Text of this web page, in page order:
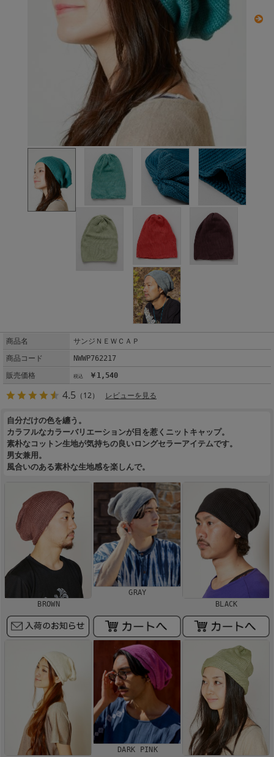
商品名
サンジＮＥＷＣＡＰ
商品コード
NWWP762217
販売価格
￥1,540
4.5 （12） レビューを見る
自分だけの色を纏う。
カラフルなカラーバリエーションが目を惹くニットキャップ。
素朴なコットン生地が気持ちの良いロングセラーアイテムです。
男女兼用。
風合いのある素朴な生地感を楽しんで。
BROWN
GRAY
BLACK
DARK PINK